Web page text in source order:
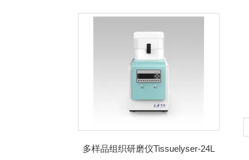
多样品组织研磨仪Tissuelyser-24L